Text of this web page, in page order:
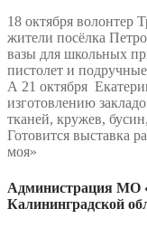
18 октября волонтер
жители посёлка
вазы для школьных
пистолет и
А 21 октября
изготовлению
тканей, кружев,
Готовится выставка
моя»
Администрация МО
Калининградской